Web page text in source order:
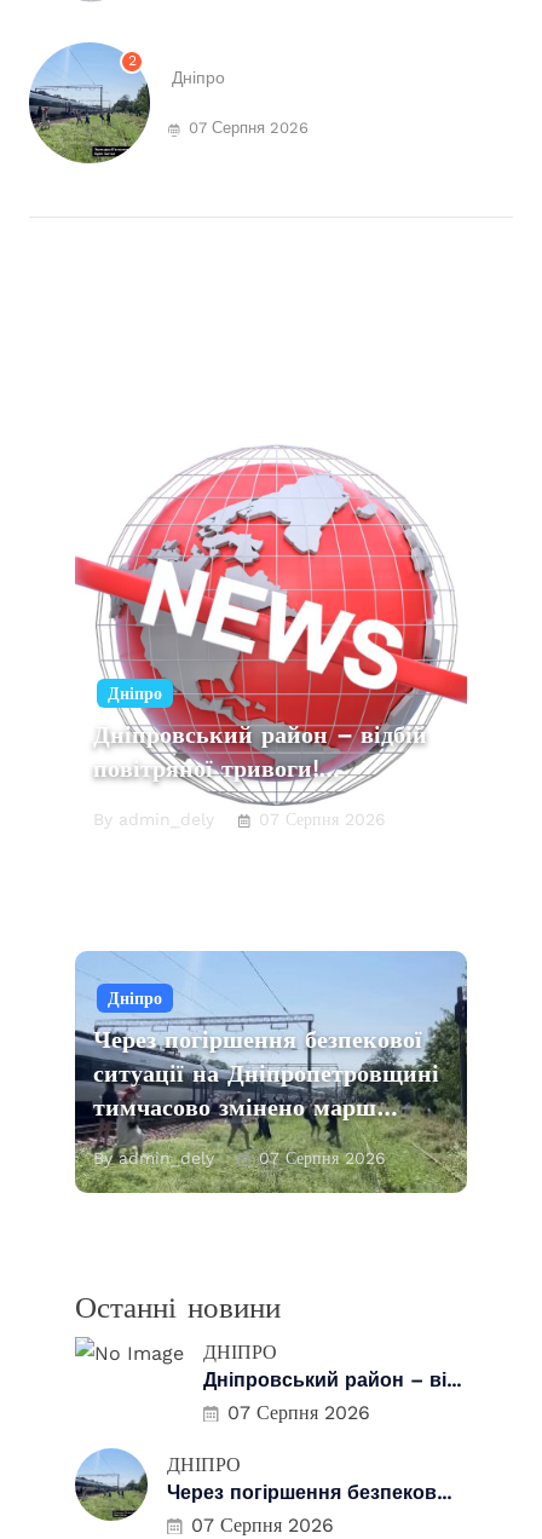
2
Дніпро
07 Серпня 2026
Дніпро
Дніпровський район – відбій
повітряної тривоги!…
By admin_dely 07 Серпня 2026
Дніпро
Через погіршення безпекової
ситуації на Дніпропетровщині
тимчасово змінено марш…
By admin_dely 07 Серпня 2026
Останні новини
ДНІПРО
Дніпровський район – ві...
07 Серпня 2026
ДНІПРО
Через погіршення безпеков...
07 Серпня 2026